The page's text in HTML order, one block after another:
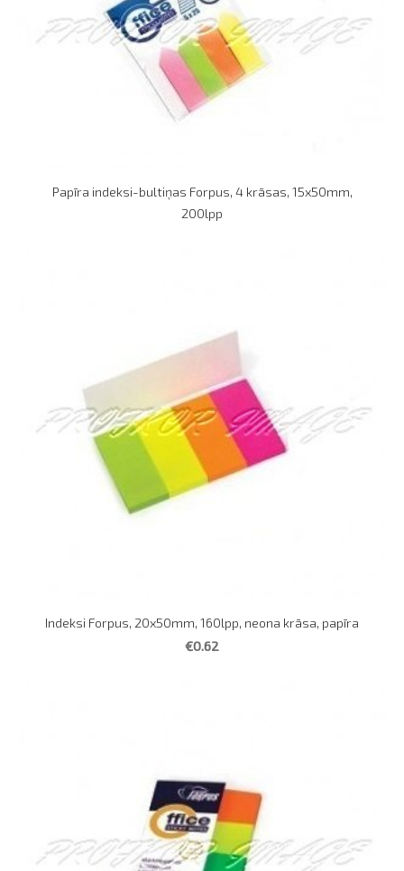
Papīra indeksi-bultiņas Forpus, 4 krāsas, 15x50mm,
200lpp
Indeksi Forpus, 20x50mm, 160lpp, neona krāsa, papīra
€0.62